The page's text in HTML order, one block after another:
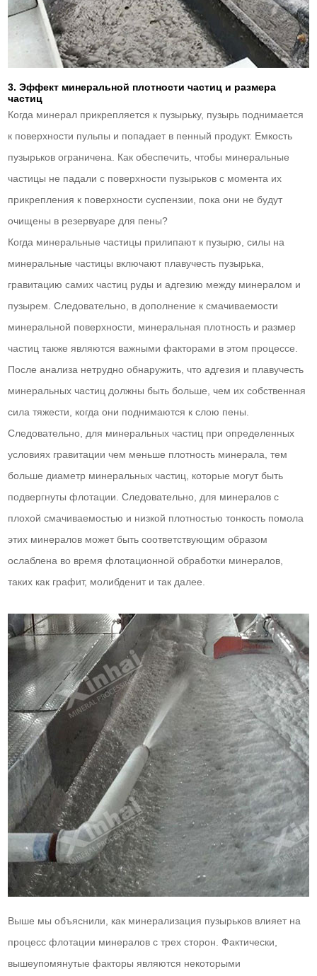
3. Эффект минеральной плотности частиц и размера
частиц
Когда минерал прикрепляется к пузырьку, пузырь поднимается
к поверхности пульпы и попадает в пенный продукт. Емкость
пузырьков ограничена. Как обеспечить, чтобы минеральные
частицы не падали с поверхности пузырьков с момента их
прикрепления к поверхности суспензии, пока они не будут
очищены в резервуаре для пены?
Когда минеральные частицы прилипают к пузырю, силы на
минеральные частицы включают плавучесть пузырька,
гравитацию самих частиц руды и адгезию между минералом и
пузырем. Следовательно, в дополнение к смачиваемости
минеральной поверхности, минеральная плотность и размер
частиц также являются важными факторами в этом процессе.
После анализа нетрудно обнаружить, что адгезия и плавучесть
минеральных частиц должны быть больше, чем их собственная
сила тяжести, когда они поднимаются к слою пены.
Следовательно, для минеральных частиц при определенных
условиях гравитации чем меньше плотность минерала, тем
больше диаметр минеральных частиц, которые могут быть
подвергнуты флотации. Следовательно, для минералов с
плохой смачиваемостью и низкой плотностью тонкость помола
этих минералов может быть соответствующим образом
ослаблена во время флотационной обработки минералов,
таких как графит, молибденит и так далее.
Выше мы объяснили, как минерализация пузырьков влияет на
процесс флотации минералов с трех сторон. Фактически,
вышеупомянутые факторы являются некоторыми